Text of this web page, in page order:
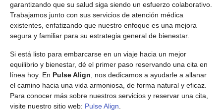
garantizando que su salud siga siendo un esfuerzo colaborativo.
Trabajamos junto con sus servicios de atención médica
existentes, enfatizando que nuestro enfoque es una mejora
segura y familiar para su estrategia general de bienestar.
Si está listo para embarcarse en un viaje hacia un mejor
equilibrio y bienestar, dé el primer paso reservando una cita en
línea hoy. En Pulse Align , nos dedicamos a ayudarle a allanar
el camino hacia una vida armoniosa, de forma natural y eficaz.
Para conocer más sobre nuestros servicios y reservar una cita,
visite nuestro sitio web: Pulse Align